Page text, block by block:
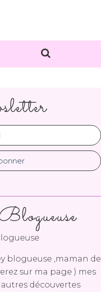
blogueuse ,maman de
sur ma page ) mes
découvertes